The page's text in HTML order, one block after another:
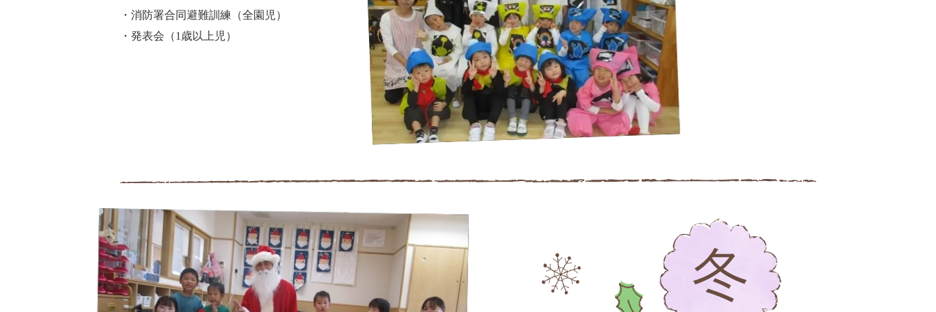
・消防署合同避難訓練（全園児）
・発表会（1歳以上児）